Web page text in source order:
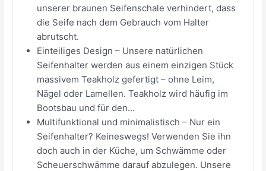
unserer braunen Seifenschale verhindert, dass
die Seife nach dem Gebrauch vom Halter
abrutscht.
Einteiliges Design – Unsere natürlichen
Seifenhalter werden aus einem einzigen Stück
massivem Teakholz gefertigt – ohne Leim,
Nägel oder Lamellen. Teakholz wird häufig im
Bootsbau und für den...
Multifunktional und minimalistisch – Nur ein
Seifenhalter? Keineswegs! Verwenden Sie ihn
doch auch in der Küche, um Schwämme oder
Scheuerschwämme darauf abzulegen. Unsere